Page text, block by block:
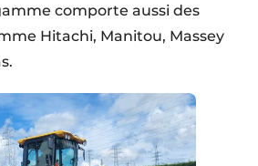
comporte aussi des
Hitachi, Manitou, Massey